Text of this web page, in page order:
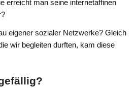
erreicht man seine internetaffinen
eigener sozialer Netzwerke? Gleich
wir begleiten durften, kam diese